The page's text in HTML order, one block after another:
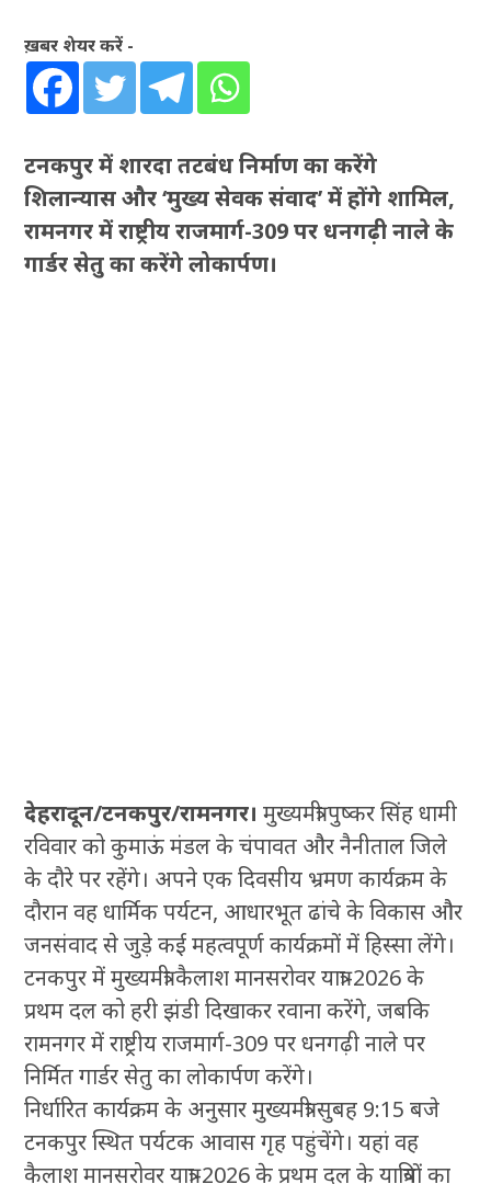
ख़बर शेयर करें -
टनकपुर में शारदा तटबंध निर्माण का करेंगे
शिलान्यास और ‘मुख्य सेवक संवाद’ में होंगे शामिल,
रामनगर में राष्ट्रीय राजमार्ग-309 पर धनगढ़ी नाले के
गार्डर सेतु का करेंगे लोकार्पण।
देहरादून/टनकपुर/रामनगर। मुख्यमंत्री पुष्कर सिंह धामी
रविवार को कुमाऊं मंडल के चंपावत और नैनीताल जिले
के दौरे पर रहेंगे। अपने एक दिवसीय भ्रमण कार्यक्रम के
दौरान वह धार्मिक पर्यटन, आधारभूत ढांचे के विकास और
जनसंवाद से जुड़े कई महत्वपूर्ण कार्यक्रमों में हिस्सा लेंगे।
टनकपुर में मुख्यमंत्री कैलाश मानसरोवर यात्रा-2026 के
प्रथम दल को हरी झंडी दिखाकर रवाना करेंगे, जबकि
रामनगर में राष्ट्रीय राजमार्ग-309 पर धनगढ़ी नाले पर
निर्मित गार्डर सेतु का लोकार्पण करेंगे।
निर्धारित कार्यक्रम के अनुसार मुख्यमंत्री सुबह 9:15 बजे
टनकपुर स्थित पर्यटक आवास गृह पहुंचेंगे। यहां वह
कैलाश मानसरोवर यात्रा-2026 के प्रथम दल के यात्रियों का